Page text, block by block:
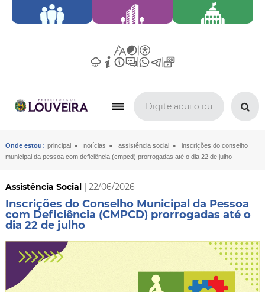
Onde estou: principal » notícias » assistência social »
inscrições do conselho
municipal da pessoa com deficiência (cmpcd) prorrogadas até o dia 22 de julho
Assistência Social| 22/06/2026
Inscrições do Conselho Municipal da Pessoa
com Deficiência (CMPCD) prorrogadas até o
dia 22 de julho